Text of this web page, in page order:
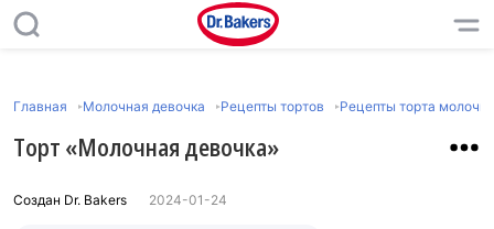
Главная Молочная девочка Рецепты тортов Рецепты торта
Торт «Молочная девочка»
Создан Dr. Bakers 2024-01-24